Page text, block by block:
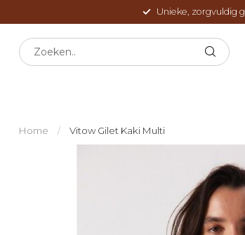
Unieke, zorgvuldig
Home / Vitow Gilet Kaki Multi